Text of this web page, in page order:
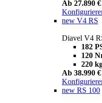
Ab 27.890 €
new V4 RS
Diavel V4
182
120
220
Ab 38.990 €
new RS 100